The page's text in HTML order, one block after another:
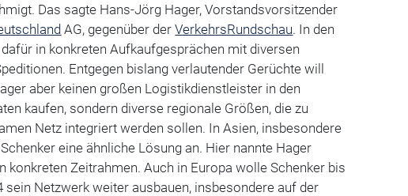
Das sagte Hans-Jörg Hager, Vorstandsvorsitzender
AG, gegenüber derVerkehrsRundschau. In den
in konkreten Aufkaufgesprächen mit diversen
Entgegen bislang verlautender Gerüchte will
aber keinen großen Logistikdienstleister in den
kaufen, sondern diverse regionale Größen, die zu
Netz integriert werden sollen. In Asien, insbesondere
eine ähnliche Lösung an. Hier nannte Hager
konkreten Zeitrahmen. Auch in Europa wolle Schenker bis
sein Netzwerk weiter ausbauen, insbesondere auf der